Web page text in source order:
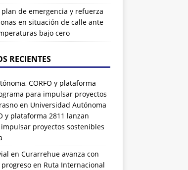
de emergencia y refuerza
en situación de calle ante
bajo cero
RECIENTES
CORFO y plataforma
para impulsar proyectos
en Universidad Autónoma
y plataforma 2811 lanzan
proyectos sostenibles
en Curarrehue avanza con
progreso en Ruta Internacional